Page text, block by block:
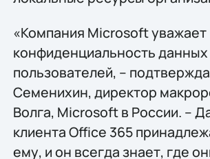
«Компания Microsoft уважает
конфиденциальность данных
пользователей, –
Семенихин, директор
Волга, Microsoft в России. –
клиента Office 365
ему, и он всегда знает, где